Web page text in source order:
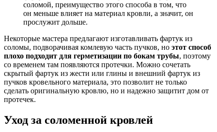
соломой, преимущество этого способа в том, что
он меньше влияет на материал кровли, а значит, он
прослужит дольше.
Некоторые мастера предлагают изготавливать фартук из
соломы, подворачивая комлевую часть пучков, но этот способ
плохо подходит для герметизации по бокам трубы, поэтому
со временем там появляются протечки. Можно сочетать
скрытый фартук из жести или глины и внешний фартук из
пучков кровельного материала, это позволит не только
сделать оригинальную кровлю, но и надежно защитит дом от
протечек.
Уход за соломенной кровлей